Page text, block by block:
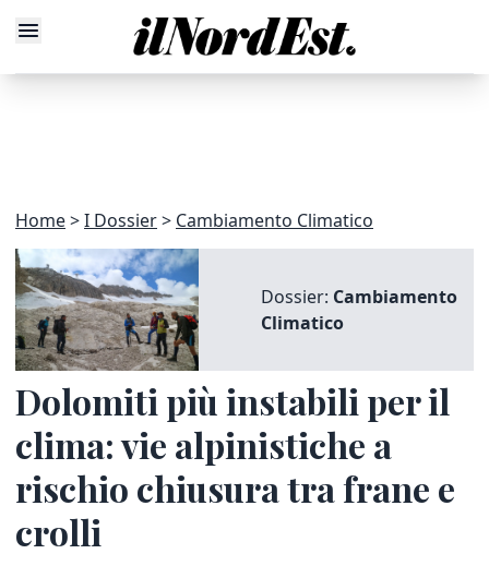
Home I Dossier Cambiamento Climatico
Dossier: Cambiamento
Climatico
Dolomiti più instabili per il
clima: vie alpinistiche a
rischio chiusura tra frane e
crolli